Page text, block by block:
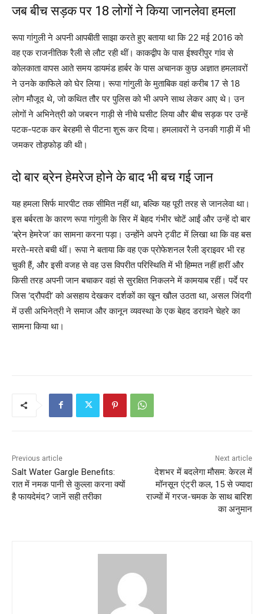
जब बीच सड़क पर 18 लोगों ने किया जानलेवा हमला
रूपा गांगुली ने अपनी आपबीती साझा करते हुए बताया था कि 22 मई 2016 को
वह एक राजनीतिक रैली से लौट रही थीं। काकद्वीप के पास ईश्वरीपुर गांव से
कोलकाता वापस आते समय डायमंड हार्बर के पास अचानक कुछ अज्ञात हमलावरों
ने उनके काफिले को घेर लिया। रूपा गांगुली के मुताबिक वहां करीब 17 से 18
लोग मौजूद थे, जो कथित तौर पर पुलिस को भी अपने साथ लेकर आए थे। उन
लोगों ने अभिनेत्री को जबरन गाड़ी से नीचे घसीट लिया और बीच सड़क पर उन्हें
पटक-पटक कर बेरहमी से पीटना शुरू कर दिया। हमलावरों ने उनकी गाड़ी में भी
जमकर तोड़फोड़ की थी।
दो बार ब्रेन हेमरेज होने के बाद भी बच गई जान
यह हमला सिर्फ मारपीट तक सीमित नहीं था, बल्कि यह पूरी तरह से जानलेवा था।
इस बर्बरता के कारण रूपा गांगुली के सिर में बेहद गंभीर चोटें आईं और उन्हें दो बार
‘ब्रेन हेमरेज’ का सामना करना पड़ा। उन्होंने अपने ट्वीट में लिखा था कि वह बस
मरते-मरते बची थीं। रूपा ने बताया कि वह एक प्रोफेशनल रैली ड्राइवर भी रह
चुकी हैं, और इसी वजह से वह उस विपरीत परिस्थिति में भी हिम्मत नहीं हारीं और
किसी तरह अपनी जान बचाकर वहां से सुरक्षित निकलने में कामयाब रहीं। पर्दे पर
जिस ‘द्रौपदी’ को असहाय देखकर दर्शकों का खून खौल उठता था, असल जिंदगी
में उसी अभिनेत्री ने समाज और कानून व्यवस्था के एक बेहद डरावने चेहरे का
सामना किया था।
Previous article
Salt Water Gargle Benefits:
रात में नमक पानी से कुल्ला करना क्यों
है फायदेमंद? जानें सही तरीका
Next article
देशभर में बदलेगा मौसम: केरल में
मॉनसून एंट्री कल, 15 से ज्यादा
राज्यों में गरज-चमक के साथ बारिश
का अनुमान